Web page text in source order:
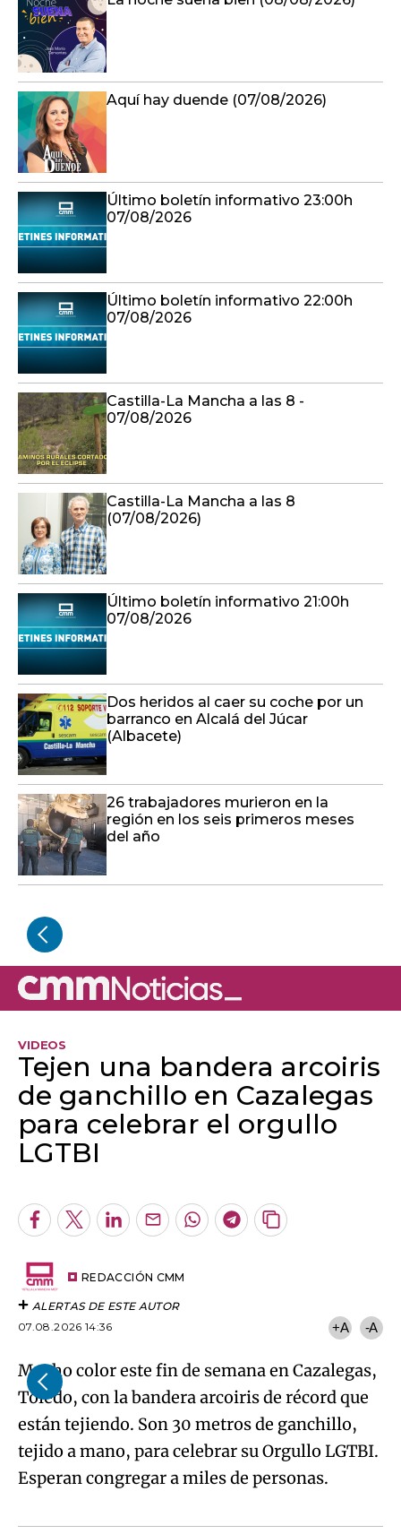
Aquí hay duende (07/08/2026)
Último boletín informativo 23:00h
07/08/2026
Último boletín informativo 22:00h
07/08/2026
Castilla-La Mancha a las 8 -
07/08/2026
Castilla-La Mancha a las 8
(07/08/2026)
Último boletín informativo 21:00h
07/08/2026
Dos heridos al caer su coche por un
barranco en Alcalá del Júcar
(Albacete)
26 trabajadores murieron en la
región en los seis primeros meses
del año
VIDEOS
Tejen una bandera arcoiris
de ganchillo en Cazalegas
para celebrar el orgullo
LGTBI
Facebook
TwitterLinkedInEnviarWhatsapp
Telegram
Copiar
REDACCIÓN CMM
ALERTAS DE ESTE AUTOR
07.08.2026 14:36
+A -A
Mucho color este fin de semana en Cazalegas,
Toledo, con la bandera arcoiris de récord que
están tejiendo. Son 30 metros de ganchillo,
tejido a mano, para celebrar su Orgullo LGTBI.
Esperan congregar a miles de personas.